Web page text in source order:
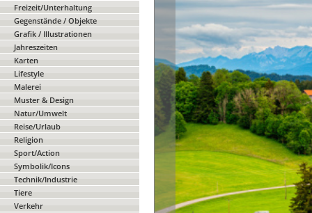
Freizeit/Unterhaltung
Gegenstände / Objekte
Grafik / Illustrationen
Jahreszeiten
Karten
Lifestyle
Malerei
Muster & Design
Natur/Umwelt
Reise/Urlaub
Religion
Sport/Action
Symbolik/Icons
Technik/Industrie
Tiere
Verkehr